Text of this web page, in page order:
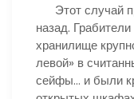
Этот случай
назад.
хранилище
левой» в
сейфы… и были